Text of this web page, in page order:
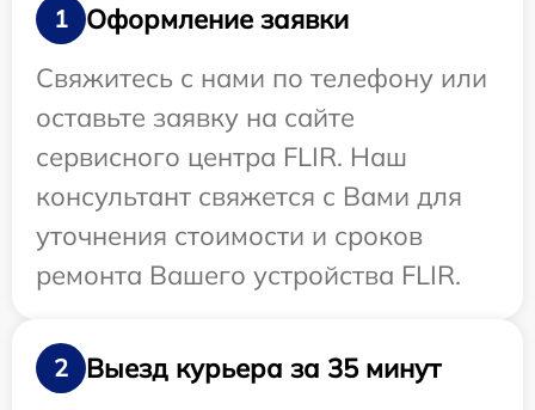
1
Оформление заявки
Свяжитесь с нами по телефону или
оставьте заявку на сайте
сервисного центра FLIR. Наш
консультант свяжется с Вами для
уточнения стоимости и сроков
ремонта Вашего устройства FLIR.
2 Выезд курьера за 35 минут